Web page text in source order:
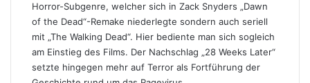
Horror-Subgenre, welcher sich in Zack Snyders „Dawn
of the Dead“-Remake niederlegte sondern auch seriell
mit „The Walking Dead“. Hier bediente man sich sogleich
am Einstieg des Films. Der Nachschlag „28 Weeks Later“
setzte hingegen mehr auf Terror als Fortführung der